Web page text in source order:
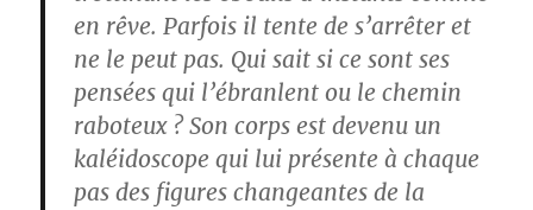
en rêve. Parfois il tente de s’arrêter et
ne le peut pas. Qui sait si ce sont ses
pensées qui l’ébranlent ou le chemin
raboteux ? Son corps est devenu un
kaléidoscope qui lui présente à chaque
pas des figures changeantes de la